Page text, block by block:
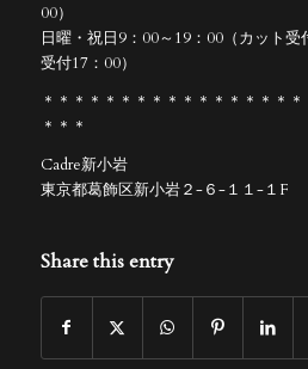
00）
日曜・祝日9：00～19：00（カット
受付17：00）
＊＊＊＊＊＊＊＊＊＊＊＊＊＊＊＊
＊＊＊
Cadre新小岩
東京都葛飾区新小岩２-６-１１-１F
Share this entry